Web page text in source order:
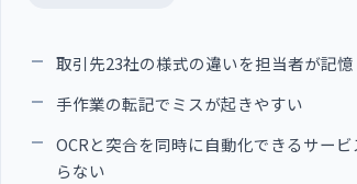
取引先23社の様式の違いを担当者が記
手作業の転記でミスが起きやすい
OCRと突合を同時に自動化できるサー
らない